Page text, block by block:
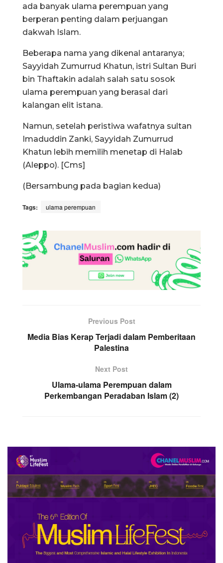
ada banyak ulama perempuan yang
berperan penting dalam perjuangan
dakwah Islam.
Beberapa nama yang dikenal antaranya;
Sayyidah Zumurrud Khatun, istri Sultan Buri
bin Thaftakin adalah salah satu sosok
ulama perempuan yang berasal dari
kalangan elit istana.
Namun, setelah peristiwa wafatnya sultan
Imaduddin Zanki, Sayyidah Zumurrud
Khatun lebih memilih menetap di Halab
(Aleppo). [Cms]
(Bersambung pada bagian kedua)
Tags: ulama perempuan
Previous Post
Media Bias Kerap Terjadi dalam Pemberitaan
Palestina
Next Post
Ulama-ulama Perempuan dalam
Perkembangan Peradaban Islam (2)